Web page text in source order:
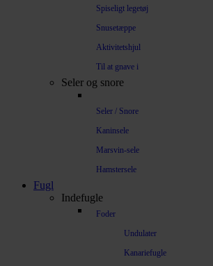
Spiseligt legetøj
Snusetæppe
Aktivitetshjul
Til at gnave i
Seler og snore
Seler / Snore
Kaninsele
Marsvin-sele
Hamstersele
Fugl
Indefugle
Foder
Undulater
Kanariefugle